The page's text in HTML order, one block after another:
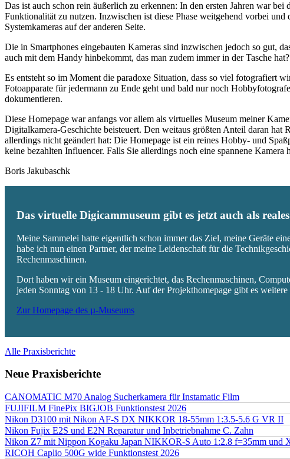
Das ist auch schon rein äußerlich zu erkennen: In den ersten Jahren war
Funktionalität zu nutzen. Inzwischen ist diese Phase weitgehend vorbei
Systemkameras auf der anderen Seite.
Die in Smartphones eingebauten Kameras sind inzwischen jedoch so gut,
auch mit dem Handy hinbekommt, das man zudem immer in der Tasche hat?
Es entsteht so im Moment die paradoxe Situation, dass so viel fotografiert
Fotoapparate für jedermann zu Ende geht und bald nur noch
dokumentieren.
Diese Homepage war anfangs vor allem als virtuelles Museum meiner
Digitalkamera-Geschichte beisteuert. Den weitaus größten Anteil daran hat
allerdings nicht geändert hat: Die Homepage ist ein reines Hobby- und
keine bezahlten Influencer. Falls Sie allerdings noch eine spannene
Boris Jakubaschk
Das virtuelle Digicammuseum gibt es jetzt auch als
Meine Sammelei hatte eigentlich schon immer das Ziel, meine Geräte
habe ich nun einen Partner, der meine Leidenschaft für die
Rechenmaschinen.
Dort haben wir ein Museum eingerichtet, das Rechenmaschinen,
jeden Sonntag von 13 - 18 Uhr. Auf der Projekthomepage gibt es weitere
Zur Homepage des µ-Museums
Alle Praxisberichte
Neue Praxisberichte
CANOMATIC M70 Analog Sucherkamera für Instamatic Film
FUJIFILM FinePix BIGJOB Funktionstest 2026
Nikon D3100 mit Nikon AF-S DX NIKKOR 18-55mm 1:3.5-5.6 G VR II
Nikon Fujix E2S und E2N Reparatur und Inbetriebnahme C. Zahn
Nikon Z7 mit Nippon Kogaku Japan NIKKOR-S Auto 1:2.8 f=35mm und
RICOH Caplio 500G wide Funktionstest 2026